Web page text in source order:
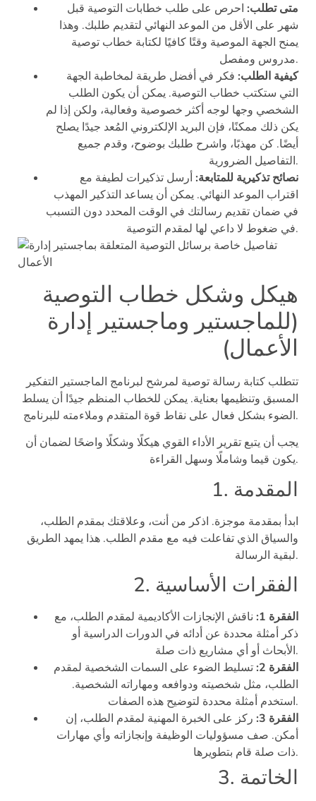
متى تطلب: احرص على طلب خطابات التوصية قبل
شهر على الأقل من الموعد النهائي لتقديم طلبك. وهذا
يمنح الجهة الموصية وقتًا كافيًا لكتابة خطاب توصية
مدروس ومفصل.
كيفية الطلب: فكر في أفضل طريقة لمخاطبة الجهة
التي ستكتب خطاب التوصية. يمكن أن يكون الطلب
الشخصي وجها لوجه أكثر خصوصية وفعالية، ولكن إذا لم
يكن ذلك ممكنًا، فإن البريد الإلكتروني المُعد جيدًا يصلح
أيضًا. كن مهذبًا، واشرح طلبك بوضوح، وقدم جميع
التفاصيل الضرورية.
نصائح تذكيرية للمتابعة: أرسل تذكيرات لطيفة مع
اقتراب الموعد النهائي. يمكن أن يساعد التذكير المهذب
في ضمان تقديم رسالتك في الوقت المحدد دون التسبب
في ضغوط لا داعي لها لمقدم التوصية.
هيكل وشكل خطاب التوصية
(للماجستير وماجستير إدارة
الأعمال)
تتطلب كتابة رسالة توصية لمرشح لبرنامج الماجستير التفكير
المسبق وتنظيمها بعناية. يمكن للخطاب المنظم جيدًا أن يسلط
الضوء بشكل فعال على نقاط قوة المتقدم وملاءمته للبرنامج.
يجب أن يتبع تقرير الأداء القوي هيكلًا وشكلًا واضحًا لضمان أن
يكون قيما وشاملًا وسهل القراءة.
1. المقدمة
ابدأ بمقدمة موجزة. اذكر من أنت، وعلاقتك بمقدم الطلب،
والسياق الذي تفاعلت فيه مع مقدم الطلب. هذا يمهد الطريق
لبقية الرسالة.
2. الفقرات الأساسية
الفقرة 1:
ناقش الإنجازات الأكاديمية لمقدم الطلب، مع
ذكر أمثلة محددة عن أدائه في الدورات الدراسية أو
الأبحاث أو أي مشاريع ذات صلة.
الفقرة 2:
تسليط الضوء على السمات الشخصية لمقدم
الطلب، مثل شخصيته ودوافعه ومهاراته الشخصية.
استخدم أمثلة محددة لتوضيح هذه الصفات.
الفقرة 3:
ركز على الخبرة المهنية لمقدم الطلب، إن
أمكن. صف مسؤوليات الوظيفة وإنجازاته وأي مهارات
ذات صلة قام بتطويرها.
3. الخاتمة